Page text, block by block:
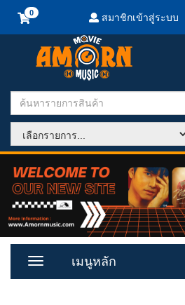
สมาชิกเข้าสู่ระบบ
Toggle
เมนูหลัก